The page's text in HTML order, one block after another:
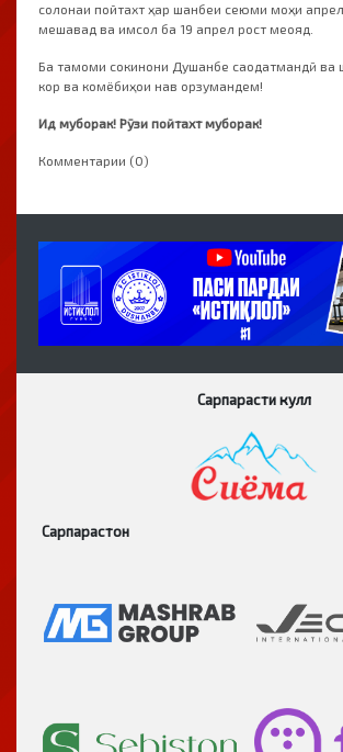
солонаи пойтахт ҳар шанбеи сеюми моҳи
мешавад ва имсол ба 19 апрел рост меояд.
Ба тамоми сокинони Душанбе саодатмандӣ ва
кор ва комёбиҳои нав орзумандем!
Ид муборак! Рӯзи пойтахт муборак!
Комментарии (0)
Сарпарасти кулл
Сарпарастон